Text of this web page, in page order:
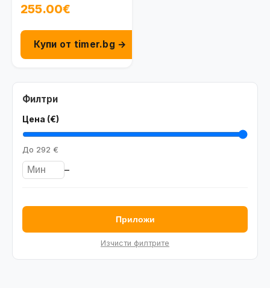
Филтри
Цена (€)
До 292 €
–
Приложи
Изчисти филтрите
AR11776
255.00€
Купи от timer.bg →